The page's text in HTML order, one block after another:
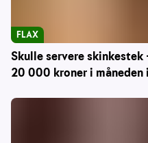
Skulle servere skinkestek
20 000 kroner i måneden
FLAX